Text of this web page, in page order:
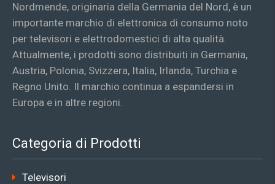
Nordmende, originaria della Germania del Nord, è un
importante marchio di elettronica di consumo noto
per televisori e elettrodomestici di alta qualità.
Attualmente, i prodotti sono distribuiti in Germania,
Austria, Polonia, Svizzera, Italia, Irlanda, Turchia e
Regno Unito. Il marchio continua a espandersi in
Europa e in altre regioni.
Categoria di Prodotti
Televisori